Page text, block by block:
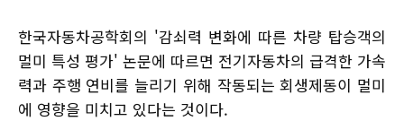
한국자동차공학회의 '감쇠력 변화에 따른 차량 탑승객의
멀미 특성 평가' 논문에 따르면 전기자동차의 급격한 가속
력과 주행 연비를 늘리기 위해 작동되는 회생제동이 멀미
에 영향을 미치고 있다는 것이다.